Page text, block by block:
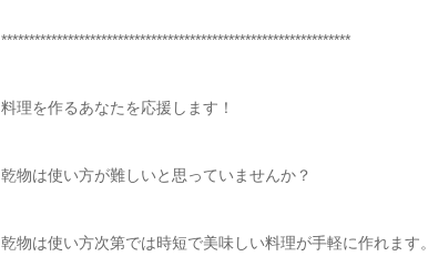
***************************************************************
料理を作るあなたを応援します！
乾物は使い方が難しいと思っていませんか？
乾物は使い方次第では時短で美味しい料理が手軽に作れます。